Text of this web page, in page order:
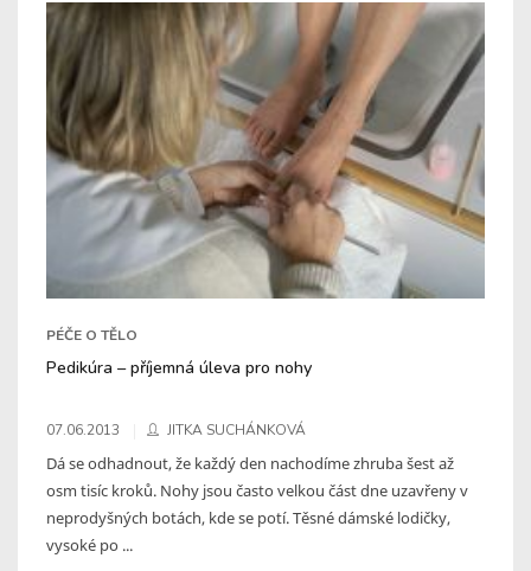
PÉČE O TĚLO
Pedikúra – příjemná úleva pro nohy
07.06.2013 JITKA SUCHÁNKOVÁ
Dá se odhadnout, že každý den nachodíme zhruba šest až
osm tisíc kroků. Nohy jsou často velkou část dne uzavřeny v
neprodyšných botách, kde se potí. Těsné dámské lodičky,
vysoké po ...